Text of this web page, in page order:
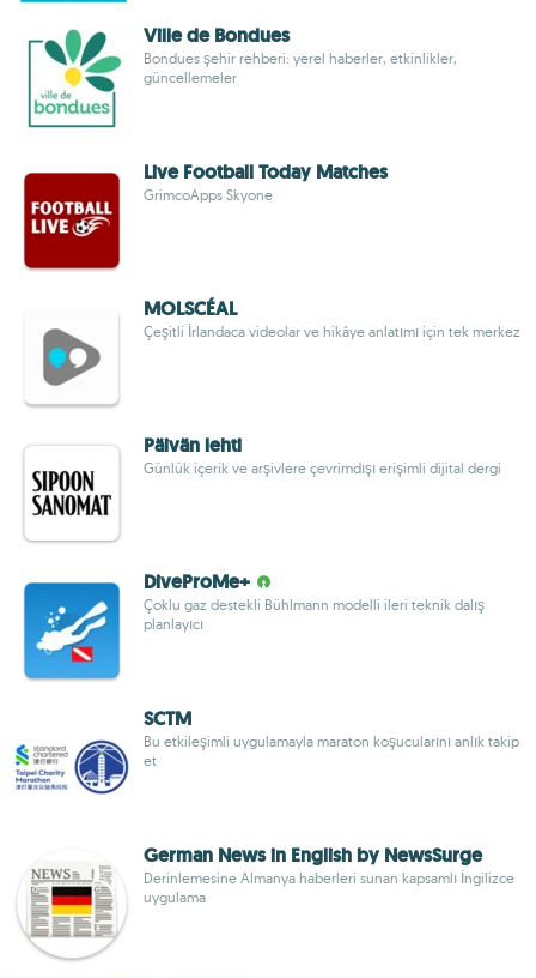
Ville de Bondues
Bondues şehir rehberi: yerel haberler, etkinlikler,
güncellemeler
Live Football Today Matches
GrimcoApps Skyone
MOLSCÉAL
Çeşitli İrlandaca videolar ve hikâye anlatımı için tek merkez
Päivän lehti
Günlük içerik ve arşivlere çevrimdışı erişimli dijital dergi
DiveProMe+
Çoklu gaz destekli Bühlmann modelli ileri teknik dalış
planlayıcı
SCTM
Bu etkileşimli uygulamayla maraton koşucularını anlık takip
et
German News in English by NewsSurge
Derinlemesine Almanya haberleri sunan kapsamlı İngilizce
uygulama